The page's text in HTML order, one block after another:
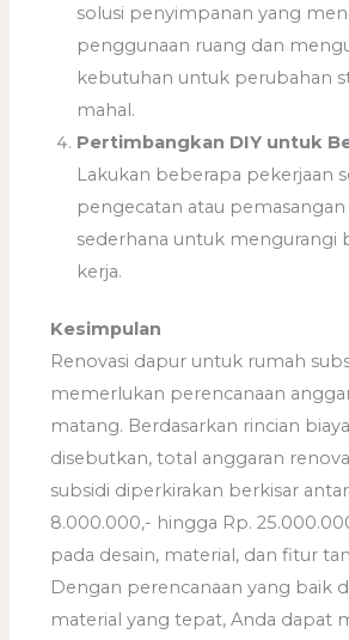
solusi penyimpanan yang
penggunaan ruang dan
kebutuhan untuk perubahan
mahal.
Pertimbangkan DIY untuk
Lakukan beberapa pekerjaan
pengecatan atau pemasangan
sederhana untuk mengurangi
kerja.
Kesimpulan
Renovasi dapur untuk rumah
memerlukan perencanaan
matang. Berdasarkan rincian
disebutkan, total anggaran
subsidi diperkirakan berkisar
8.000.000,- hingga Rp.
pada desain, material, dan fitur
Dengan perencanaan yang baik
material yang tepat, Anda dapat